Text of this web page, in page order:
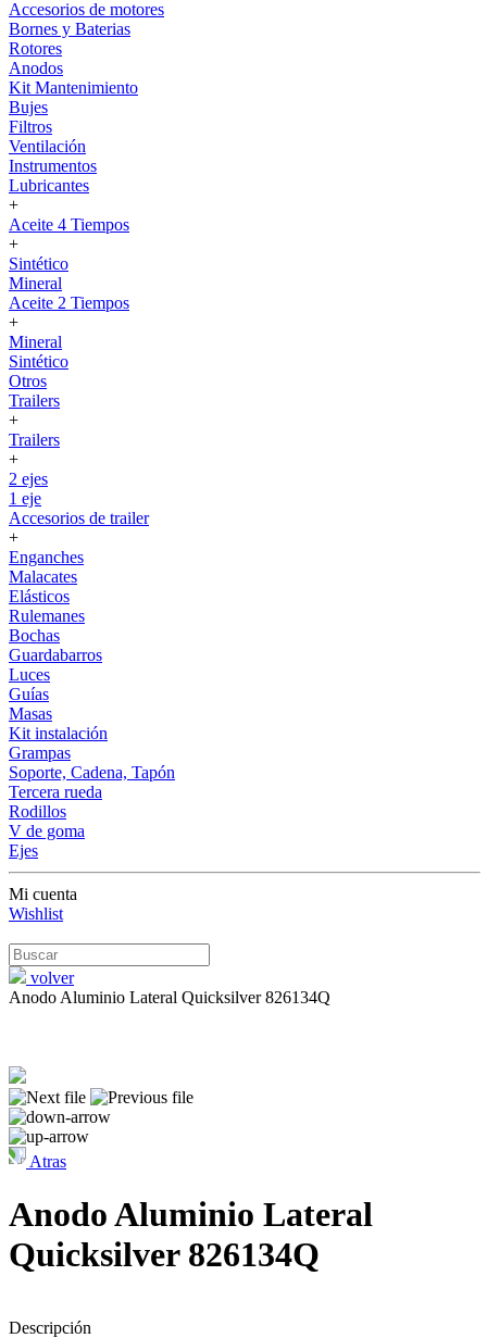
Accesorios de motores
Bornes y Baterias
Rotores
Anodos
Kit Mantenimiento
Bujes
Filtros
Ventilación
Instrumentos
Lubricantes
+
Aceite 4 Tiempos
+
Sintético
Mineral
Aceite 2 Tiempos
+
Mineral
Sintético
Otros
Trailers
+
Trailers
+
2 ejes
1 eje
Accesorios de trailer
+
Enganches
Malacates
Elásticos
Rulemanes
Bochas
Guardabarros
Luces
Guías
Masas
Kit instalación
Grampas
Soporte, Cadena, Tapón
Tercera rueda
Rodillos
V de goma
Ejes
Mi cuenta
Wishlist
volver
Anodo Aluminio Lateral Quicksilver 826134Q
Atras
Anodo Aluminio Lateral
Quicksilver 826134Q
Descripción